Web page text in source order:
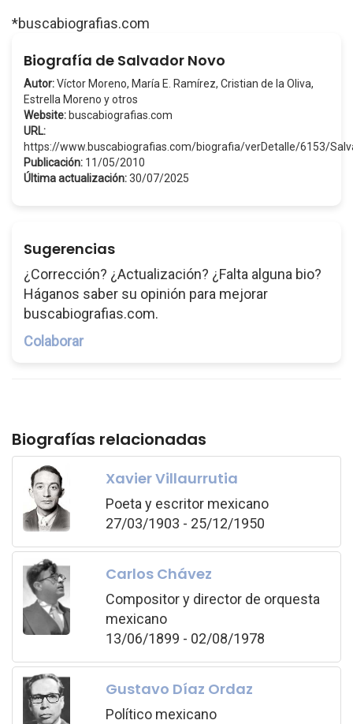
*buscabiografias.com
Biografía de Salvador Novo
Autor:Víctor Moreno, María E. Ramírez, Cristian de la Oliva,
Estrella Moreno y otros
Website: buscabiografias.com
URL:
https://www.buscabiografias.com/biografia/verDetalle/6153/
Publicación: 11/05/2010
Última actualización:30/07/2025
Sugerencias
¿Corrección? ¿Actualización? ¿Falta alguna bio?
Háganos saber su opinión para mejorar
buscabiografias.com.
Colaborar
Biografías relacionadas
Xavier Villaurrutia
Poeta y escritor mexicano
27/03/1903 - 25/12/1950
Carlos Chávez
Compositor y director de orquesta
mexicano
13/06/1899 - 02/08/1978
Gustavo Díaz Ordaz
Político mexicano